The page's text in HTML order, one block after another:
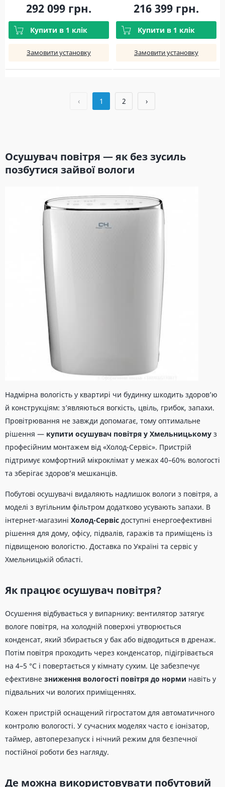
292 099 грн.
Купити в 1 клік
Замовити установку
216 399 грн.
Купити в 1 клік
Замовити установку
‹ 1 2 ›
Осушувач повітря — як без зусиль
позбутися зайвої вологи
Надмірна вологість у квартирі чи будинку шкодить здоров’ю
й конструкціям: з’являються вогкість, цвіль, грибок, запахи.
Провітрювання не завжди допомагає, тому оптимальне
рішення — купити осушувач повітря у Хмельницькому з
професійним монтажем від «Холод-Сервіс». Пристрій
підтримує комфортний мікроклімат у межах 40–60% вологості
та зберігає здоров’я мешканців.
Побутові осушувачі видаляють надлишок вологи з повітря, а
моделі з вугільним фільтром додатково усувають запахи. В
інтернет-магазині Холод-Сервіс доступні енергоефективні
рішення для дому, офісу, підвалів, гаражів та приміщень із
підвищеною вологістю. Доставка по Україні та сервіс у
Хмельницькій області.
Як працює осушувач повітря?
Осушення відбувається у випарнику: вентилятор затягує
вологе повітря, на холодній поверхні утворюється
конденсат, який збирається у бак або відводиться в дренаж.
Потім повітря проходить через конденсатор, підігрівається
на 4–5 °C і повертається у кімнату сухим. Це забезпечує
ефективне зниження вологості повітря до норми навіть у
підвальних чи вологих приміщеннях.
Кожен пристрій оснащений гігростатом для автоматичного
контролю вологості. У сучасних моделях часто є іонізатор,
таймер, автоперезапуск і нічний режим для безпечної
постійної роботи без нагляду.
Де можна використовувати побутовий